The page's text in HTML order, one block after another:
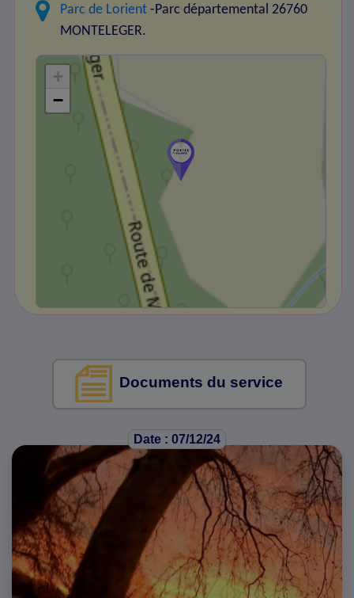
Parc de Lorient -Parc départemental 26760
MONTELEGER.
+
−
Documents du service
Date : 07/12/24